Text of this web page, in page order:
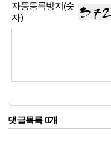
자동등록방지(숫
자)
댓글목록 0개